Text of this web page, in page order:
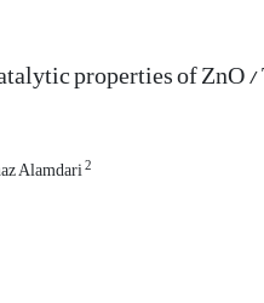
properties of ZnO
Alamdari2